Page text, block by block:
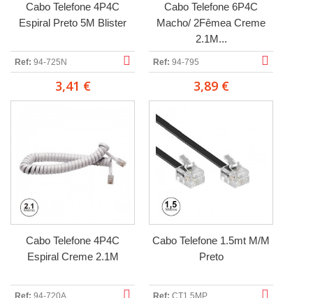
Cabo Telefone 4P4C
Espiral Preto 5M Blister
Ref: 94-725N
3,41 €
Cabo Telefone 6P4C
Macho/ 2Fêmea Creme
2.1M...
Ref: 94-795
3,89 €
Cabo Telefone 4P4C
Espiral Creme 2.1M
Ref: 94-720A
Cabo Telefone 1.5mt M/M
Preto
Ref: CT1.5MP